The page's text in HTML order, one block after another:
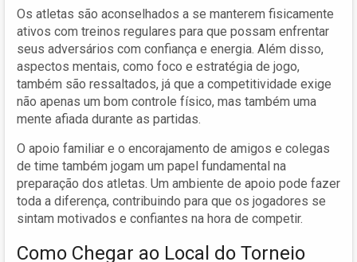
Os atletas são aconselhados a se manterem fisicamente
ativos com treinos regulares para que possam enfrentar
seus adversários com confiança e energia. Além disso,
aspectos mentais, como foco e estratégia de jogo,
também são ressaltados, já que a competitividade exige
não apenas um bom controle físico, mas também uma
mente afiada durante as partidas.
O apoio familiar e o encorajamento de amigos e colegas
de time também jogam um papel fundamental na
preparação dos atletas. Um ambiente de apoio pode fazer
toda a diferença, contribuindo para que os jogadores se
sintam motivados e confiantes na hora de competir.
Como Chegar ao Local do Torneio